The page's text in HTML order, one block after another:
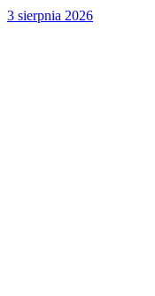
3 sierpnia 2026